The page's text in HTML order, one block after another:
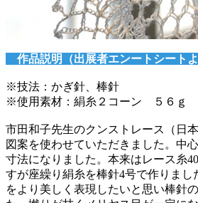
作品説明（出展者エンートシート
※技法：かぎ針、棒針
※使用素材：絹糸２コーン ５６ｇ
市田和子先生のクンストレース（日
図案を使わせていただきました。中
寸法になりました。本来はレース糸
すが座繰り絹糸を棒針4号で作りまし
をより美しく表現したいと思い棒針